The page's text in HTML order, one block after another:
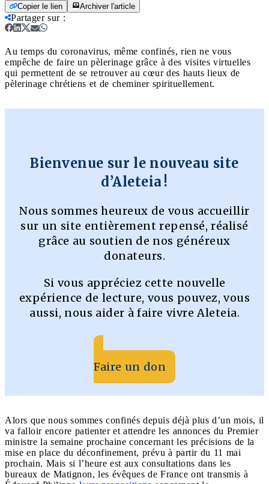
Copier le lien Archiver l'article
Partager sur:
Au temps du coronavirus, même confinés, rien ne vous
empêche de faire un pèlerinage grâce à des visites virtuelles
qui permettent de se retrouver au cœur des hauts lieux de
pèlerinage chrétiens et de cheminer spirituellement.
Bienvenue sur le nouveau site
d’Aleteia !
Nous sommes heureux de vous accueillir
sur un site entièrement repensé, réalisé
grâce au soutien de nos généreux
donateurs.
Si vous appréciez cette nouvelle
expérience de lecture, vous pouvez, vous
aussi, nous aider à faire vivre Aleteia.
Faire un don
Alors que nous sommes confinés depuis déjà plus d’un mois, il
va falloir encore patienter et attendre les annonces du Premier
ministre la semaine prochaine concernant les précisions de la
mise en place du déconfinement, prévu à partir du 11 mai
prochain. Mais si l’heure est aux consultations dans les
bureaux de Matignon, les évêques de France ont transmis à